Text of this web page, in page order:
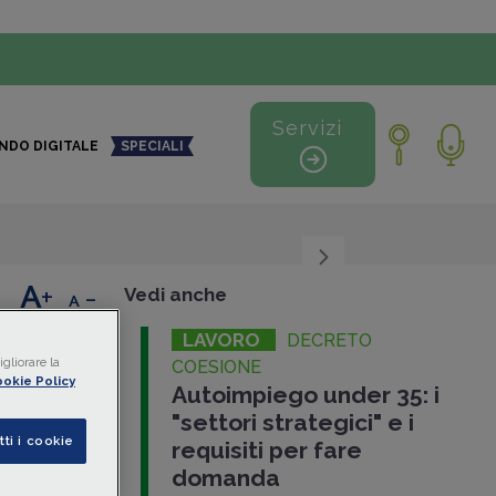
DIGITALE SPECIALI
Servizi
versione
+ - Vedi anche
a 650
le
LAVORO
DECRETO
COESIONE
Autoimpiego under 35: i
"settori strategici" e i
requisiti per fare
domanda
la
Policy
i cookie